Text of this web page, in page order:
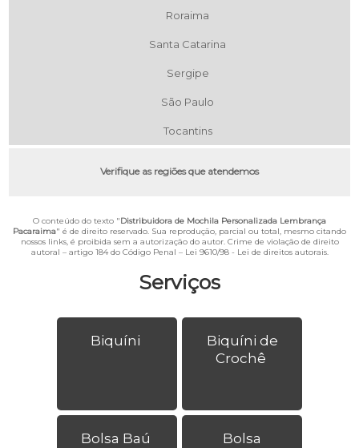
Serviços
Biquíni
Biquíni de
Crochê
Bolsa Baú
Bolsa
Roraima
Santa Catarina
Sergipe
São Paulo
Tocantins
Verifique as regiões que atendemos
O conteúdo do texto "Distribuidora de Mochila Personalizada Lembrança
Pacaraima" é de direito reservado. Sua reprodução, parcial ou total, mesmo citando
nossos links, é proibida sem a autorização do autor. Crime de violação de direito
autoral – artigo 184 do Código Penal – Lei 9610/98 - Lei de direitos autorais.